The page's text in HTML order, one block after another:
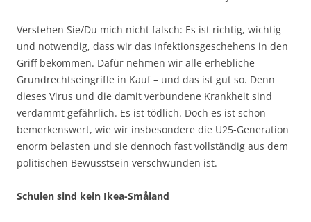
Verstehen Sie/Du mich nicht falsch: Es ist richtig, wichtig
und notwendig, dass wir das Infektionsgeschehens in den
Griff bekommen. Dafür nehmen wir alle erhebliche
Grundrechtseingriffe in Kauf – und das ist gut so. Denn
dieses Virus und die damit verbundene Krankheit sind
verdammt gefährlich. Es ist tödlich. Doch es ist schon
bemerkenswert, wie wir insbesondere die U25-Generation
enorm belasten und sie dennoch fast vollständig aus dem
politischen Bewusstsein verschwunden ist.
Schulen sind kein Ikea-Småland